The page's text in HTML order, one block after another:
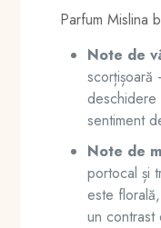
Parfum Mislina
Note de
deschidere
sentiment
Note de
portocal și
este
un